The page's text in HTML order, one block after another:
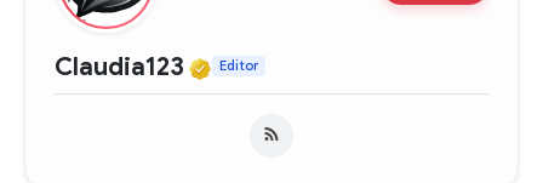
Claudia123 Verified Media or
Editor